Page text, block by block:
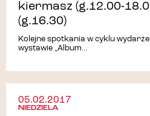
kiermasz (g.12.00-
(g.16.30)
Kolejne spotkania w cyklu
wystawie „Album...
05.02.2017
NIEDZIELA